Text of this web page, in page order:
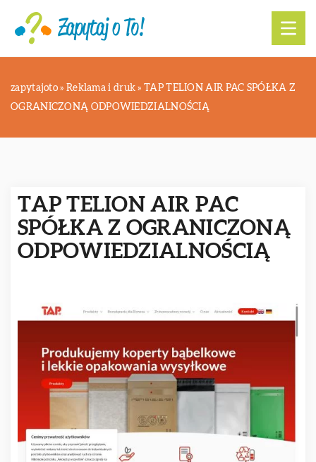
zapytajoto » Reklama i druk »TAP TELION AIR PAC SPÓŁKA Z
OGRANICZONĄ ODPOWIEDZIALNOŚCIĄ
TAP TELION AIR PAC
SPÓŁKA Z OGRANICZONĄ
ODPOWIEDZIALNOŚCIĄ